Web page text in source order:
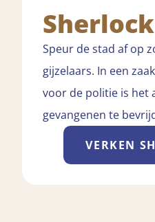
Sherlock
Speur de stad af op
gijzelaars. In een
voor de politie is het
gevangenen te
VERKEN